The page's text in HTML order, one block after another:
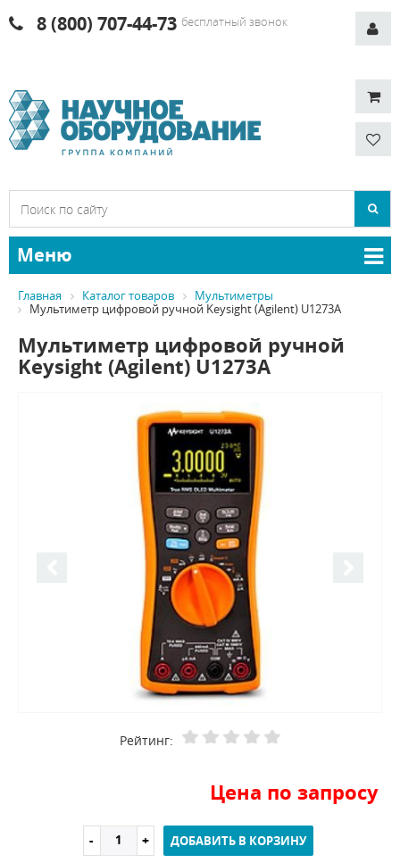
8 (800) 707-44-73 бесплатный звонок
Меню
Главная Каталог товаров
Мультиметры
Мультиметр цифровой ручной Keysight (Agilent) U1273A
Мультиметр цифровой ручной
Keysight (Agilent) U1273A
Рейтинг:
Цена по запросу
ДОБАВИТЬ В КОРЗИНУ